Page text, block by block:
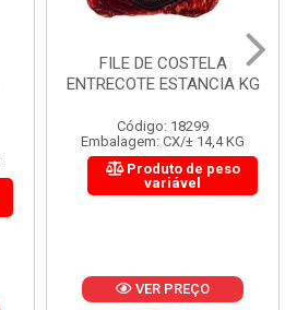
FILE DE COSTELA
ENTRECOTE ESTANCIA KG
Código: 18299
Embalagem: CX/± 14,4 KG
Produto de peso
variável
VER PREÇO